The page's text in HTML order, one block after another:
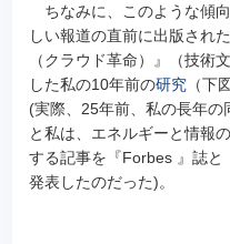
ちなみに、このような傾
しい報道の直前に出版され
（クラウド革命）』（技術
した私の10年前の研究（下
(実際、25年前、私の長年の
と私は、エネルギーと情報
する記事を『Forbes 』誌と
発表したのだった)。